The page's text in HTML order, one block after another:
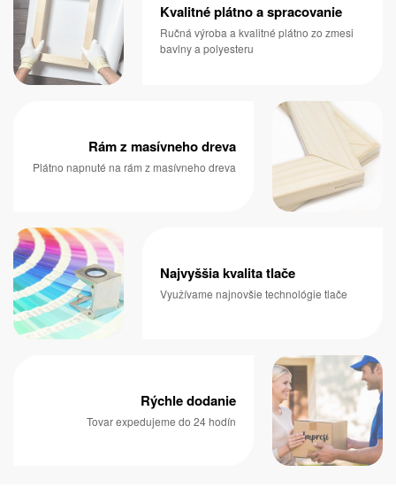
Kvalitné plátno a spracovanie
Ručná výroba a kvalitné plátno zo zmesi
bavlny a polyesteru
Rám z masívneho dreva
Plátno napnuté na rám z masívneho dreva
Najvyššia kvalita tlače
Využívame najnovšie technológie tlače
Rýchle dodanie
Tovar expedujeme do 24 hodín